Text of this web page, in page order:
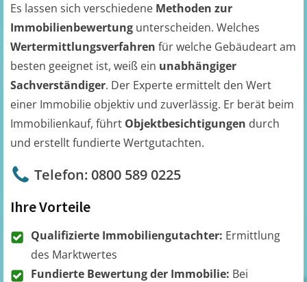
Es lassen sich verschiedene Methoden zur
Immobilienbewertung unterscheiden. Welches
Wertermittlungsverfahren für welche Gebäudeart am
besten geeignet ist, weiß ein unabhängiger
Sachverständiger. Der Experte ermittelt den Wert
einer Immobilie objektiv und zuverlässig. Er berät beim
Immobilienkauf, führt Objektbesichtigungen durch
und erstellt fundierte Wertgutachten.
Telefon: 0800 589 0225
Ihre Vorteile
Qualifizierte Immobiliengutachter: Ermittlung
des Marktwertes
Fundierte Bewertung der Immobilie: Bei